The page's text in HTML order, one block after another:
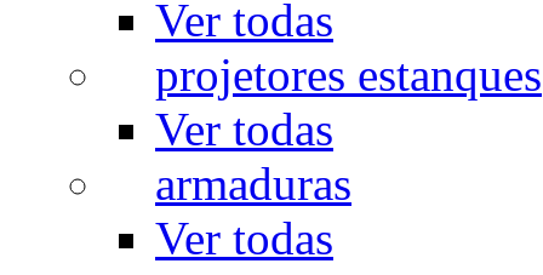
Ver todas
projetores estanques
Ver todas
armaduras
Ver todas